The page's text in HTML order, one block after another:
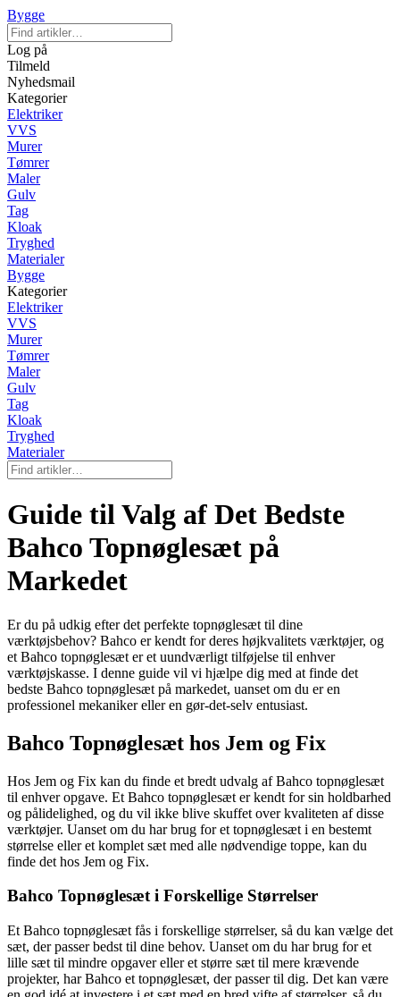
Bygge
Log på
Tilmeld
Nyhedsmail
Kategorier
Elektriker
VVS
Murer
Tømrer
Maler
Gulv
Tag
Kloak
Tryghed
Materialer
Bygge
Kategorier
Elektriker
VVS
Murer
Tømrer
Maler
Gulv
Tag
Kloak
Tryghed
Materialer
Guide til Valg af Det Bedste
Bahco Topnøglesæt på
Markedet
Er du på udkig efter det perfekte topnøglesæt til dine
værktøjsbehov? Bahco er kendt for deres højkvalitets værktøjer, og
et Bahco topnøglesæt er et uundværligt tilføjelse til enhver
værktøjskasse. I denne guide vil vi hjælpe dig med at finde det
bedste Bahco topnøglesæt på markedet, uanset om du er en
professionel mekaniker eller en gør-det-selv entusiast.
Bahco Topnøglesæt hos Jem og Fix
Hos Jem og Fix kan du finde et bredt udvalg af Bahco topnøglesæt
til enhver opgave. Et Bahco topnøglesæt er kendt for sin holdbarhed
og pålidelighed, og du vil ikke blive skuffet over kvaliteten af disse
værktøjer. Uanset om du har brug for et topnøglesæt i en bestemt
størrelse eller et komplet sæt med alle nødvendige toppe, kan du
finde det hos Jem og Fix.
Bahco Topnøglesæt i Forskellige Størrelser
Et Bahco topnøglesæt fås i forskellige størrelser, så du kan vælge det
sæt, der passer bedst til dine behov. Uanset om du har brug for et
lille sæt til mindre opgaver eller et større sæt til mere krævende
projekter, har Bahco et topnøglesæt, der passer til dig. Det kan være